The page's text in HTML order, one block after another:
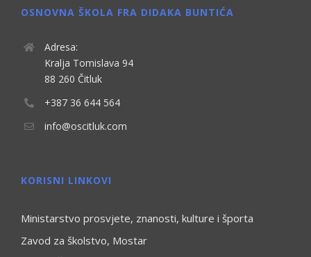
OSNOVNA ŠKOLA FRA DIDAKA BUNTIĆA
Adresa:
Kralja Tomislava 94
88 260 Čitluk
+387 36 644 564
info@oscitluk.com
KORISNI LINKOVI
Ministarstvo prosvjete, znanosti, kulture i športa
Zavod za školstvo, Mostar